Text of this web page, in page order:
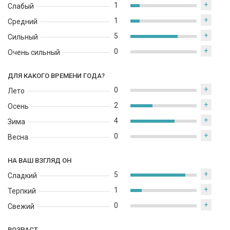
Слабый
Средний
Сильный
Очень сильный
1 +
1 +
5 +
0 +
ДЛЯ КАКОГО ВРЕМЕНИ ГОДА?
Лето
Осень
Зима
Весна
0 +
2 +
4 +
0 +
НА ВАШ ВЗГЛЯД ОН
Сладкий
Терпкий
Свежий
5 +
1 +
0 +